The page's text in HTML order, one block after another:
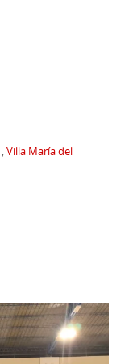
,Villa María del